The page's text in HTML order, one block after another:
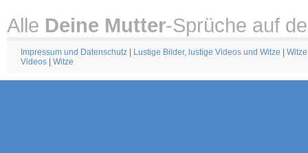
Alle Deine Mutter-Sprüche auf
Impressum und Datenschutz Lustige Bilder, lustige Videos und Witze Witze
Videos
Witze